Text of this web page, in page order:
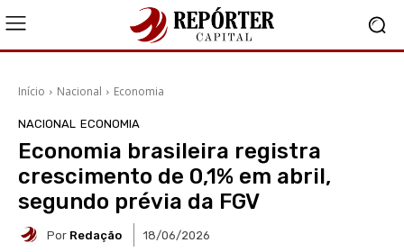
Início Nacional Economia
NACIONAL ECONOMIA
Economia brasileira registra
crescimento de 0,1% em abril,
segundo prévia da FGV
Por Redação 18/06/2026